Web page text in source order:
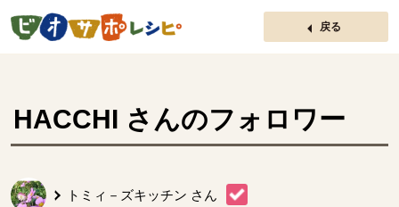
ページの先頭です。
戻る
HACCHI さんのフォロワー
トミィ－ズキッチン さん